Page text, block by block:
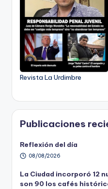
Revista La Urdimbre
Publicaciones
Reflexión del día
08/08/2026
La Ciudad incorporó 12
son 90 los cafés